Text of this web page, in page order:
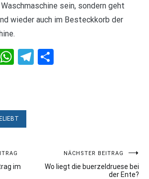
sein, sondern geht
wieder auch im Besteckkorb der
WhatsApp
Telegram
im
NÄCHSTER BEITRAG
Wo liegt die buerzeldruese bei
der Ente?